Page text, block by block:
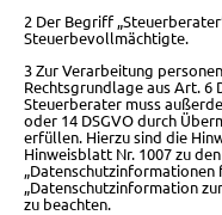
2 Der Begriff
Steuerbevollmächtigte.
3 Zur Verarbeitung
Rechtsgrundlage aus Art. 6
Steuerberater muss
oder 14 DSGVO durch
erfüllen. Hierzu sind die
Hinweisblatt Nr. 1007 zu
„Datenschutzinformationen
„Datenschutzinformation
zu beachten.